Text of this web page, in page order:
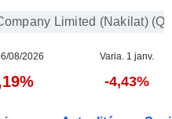
Limited (Nakilat)
08/2026 Varia. 1 janv.
-4,43%